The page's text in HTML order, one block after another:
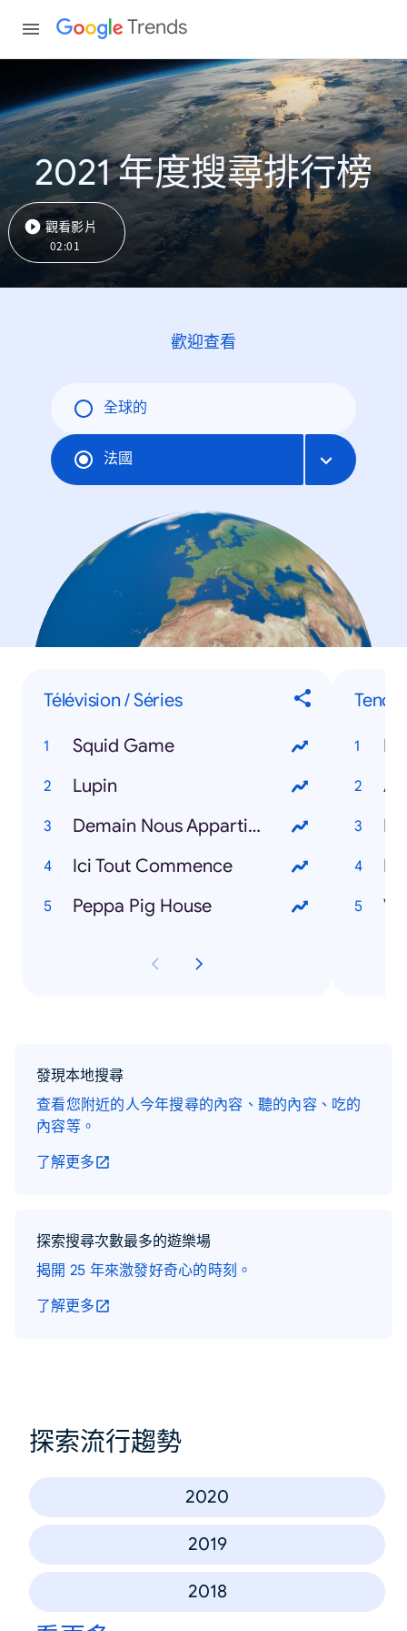
Trends
2021 年度搜尋排行榜
觀看影片
02:01
歡迎查看
全球的
法國
Télévision / Séries
Squid Game
Lupin
Demain Nous Appartient
Ici Tout Commence
Peppa Pig House
發現本地搜尋
查看您附近的人今年搜尋的內容、聽的內容、吃的
內容等。
了解更多
探索搜尋次數最多的遊樂場
揭開 25 年來激發好奇心的時刻。
了解更多
探索流行趨勢
2020
2019
2018